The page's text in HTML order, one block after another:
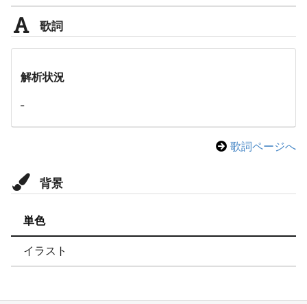
歌詞
解析状況
-
歌詞ページへ
背景
単色
イラスト